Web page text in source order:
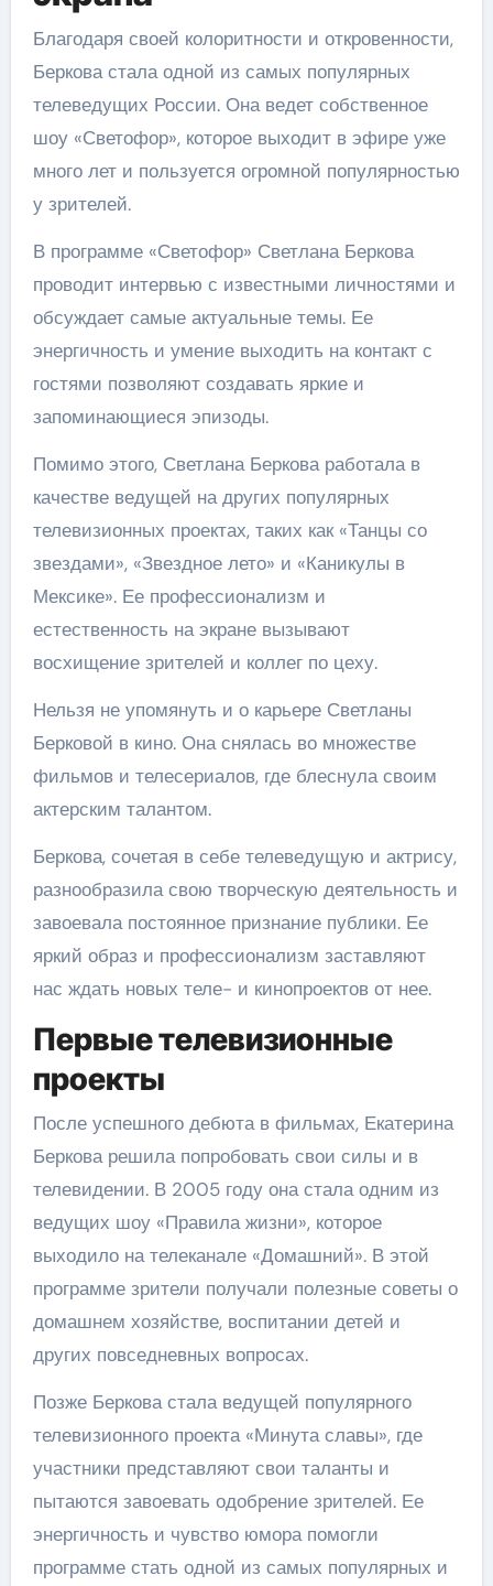
Благодаря своей колоритности и откровенности,
Беркова стала одной из самых популярных
телеведущих России. Она ведет собственное
шоу «Светофор», которое выходит в эфире уже
много лет и пользуется огромной популярностью
у зрителей.
В программе «Светофор» Светлана Беркова
проводит интервью с известными личностями и
обсуждает самые актуальные темы. Ее
энергичность и умение выходить на контакт с
гостями позволяют создавать яркие и
запоминающиеся эпизоды.
Помимо этого, Светлана Беркова работала в
качестве ведущей на других популярных
телевизионных проектах, таких как «Танцы со
звездами», «Звездное лето» и «Каникулы в
Мексике». Ее профессионализм и
естественность на экране вызывают
восхищение зрителей и коллег по цеху.
Нельзя не упомянуть и о карьере Светланы
Берковой в кино. Она снялась во множестве
фильмов и телесериалов, где блеснула своим
актерским талантом.
Беркова, сочетая в себе телеведущую и актрису,
разнообразила свою творческую деятельность и
завоевала постоянное признание публики. Ее
яркий образ и профессионализм заставляют
нас ждать новых теле- и кинопроектов от нее.
Первые телевизионные
проекты
После успешного дебюта в фильмах, Екатерина
Беркова решила попробовать свои силы и в
телевидении. В 2005 году она стала одним из
ведущих шоу «Правила жизни», которое
выходило на телеканале «Домашний». В этой
программе зрители получали полезные советы о
домашнем хозяйстве, воспитании детей и
других повседневных вопросах.
Позже Беркова стала ведущей популярного
телевизионного проекта «Минута славы», где
участники представляют свои таланты и
пытаются завоевать одобрение зрителей. Ее
энергичность и чувство юмора помогли
программе стать одной из самых популярных и